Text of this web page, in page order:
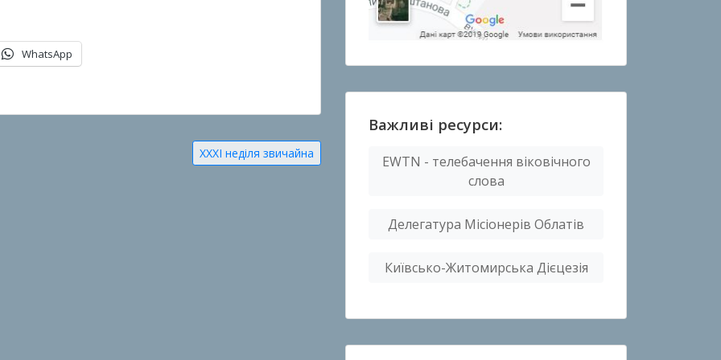
WhatsApp
ХХХI неділя звичайна
Важливі ресурси:
EWTN - телебачення віковічного
слова
Делегатура Місіонерів Облатів
Київсько-Житомирська Дієцезія